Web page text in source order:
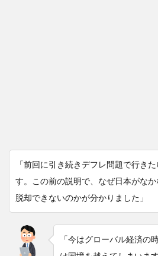
「前回に引き続きデフレ問題で行き
す。この前の説明で、なぜ日本がな
脱却できないのかが分かりました」
「今はグローバル経済の